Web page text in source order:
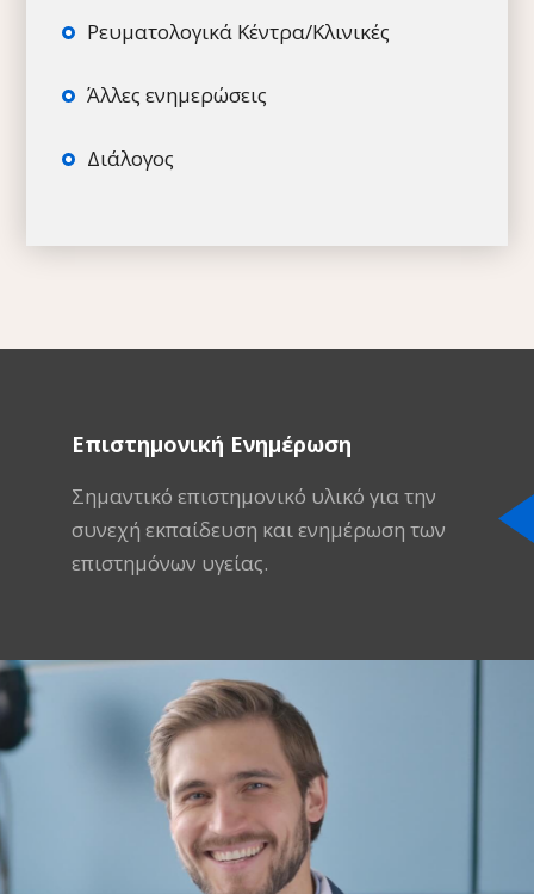
Ρευματολογικά Κέντρα/Κλινικές
Άλλες ενημερώσεις
Διάλογος
Επιστημονική Ενημέρωση
Σημαντικό επιστημονικό υλικό για την
συνεχή εκπαίδευση και ενημέρωση των
επιστημόνων υγείας.